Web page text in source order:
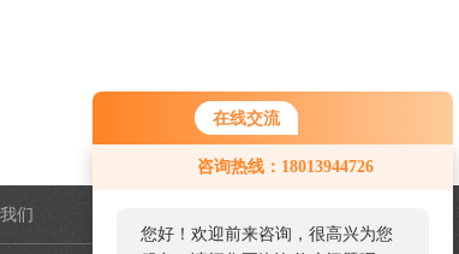
在线交流
咨询热线：18013944726
您好！欢迎前来咨询，很高兴为您
们